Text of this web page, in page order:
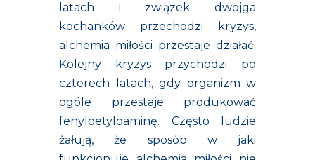
latach i związek dwojga
kochanków przechodzi kryzys,
alchemia miłości przestaje działać.
Kolejny kryzys przychodzi po
czterech latach, gdy organizm w
ogóle przestaje produkować
fenyloetyloaminę. Często ludzie
żałują, że sposób w jaki